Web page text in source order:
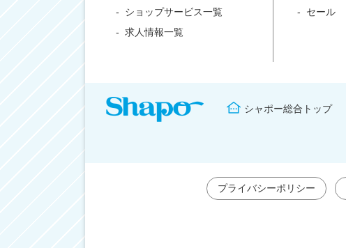
ショップサービス一覧
求人情報一覧
セール
シャポー総合トップ
プライバシーポリシー